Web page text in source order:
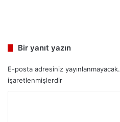
Bir yanıt yazın
E-posta adresiniz yayınlanmayacak.
işaretlenmişlerdir